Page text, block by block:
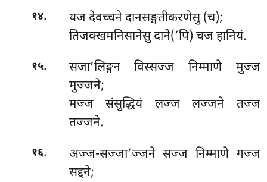
१४.
यज देवच्चने दानसङ्गतीकरणेसु (च);
तिजक्खमनिसानेसु दाने(’पि) चज हानियं.
१५.
सजा’लिङ्गन विस्सज्ज निम्माणे मुज्ज
मुज्जने;
मज्ज संसुद्धियं लज्ज लज्जने तज्ज
तज्जने.
१६.
अज्ज-सज्जा’ज्जने सज्ज निम्माणे गज्ज
सद्दने;